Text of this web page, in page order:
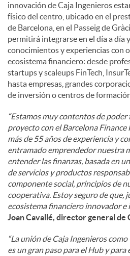
innovación de Caja Ingenieros
físico del centro, ubicado en el
de Barcelona, en el Passeig de
permitirá integrarse en el día a día
conocimientos y experiencias con
ecosistema financiero: desde
startups y scaleups FinTech,
hasta empresas, grandes
de inversión o centros de
“Estamos muy contentos de
proyecto con el Barcelona
más de 55 años de experiencia y
entramado emprendedor nuestra
entender las finanzas, basada en
de servicios y productos
componente social, principios de
cooperativa. Estoy seguro de que,
ecosistema financiero innovador e
Joan Cavallé, director general de
“La unión de Caja Ingenieros
es un gran paso para el Hub y